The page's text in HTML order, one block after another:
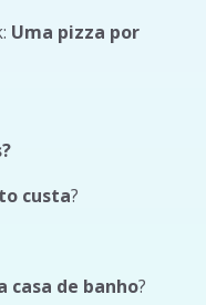
Uma pizza por
custa?
casa de banho?